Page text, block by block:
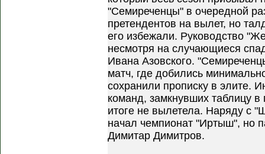
"Семиреченцы" в очередной
претендентов на вылет, но
его избежали. Руководство
несмотря на случающиеся
Ивана Азовского.
матч, где добились
сохранили прописку в элите.
команд, замкнувших таблицу в
итоге не вылетела. Наряду с
начал чемпионат "Иртыш", но
Димитар Димитров.